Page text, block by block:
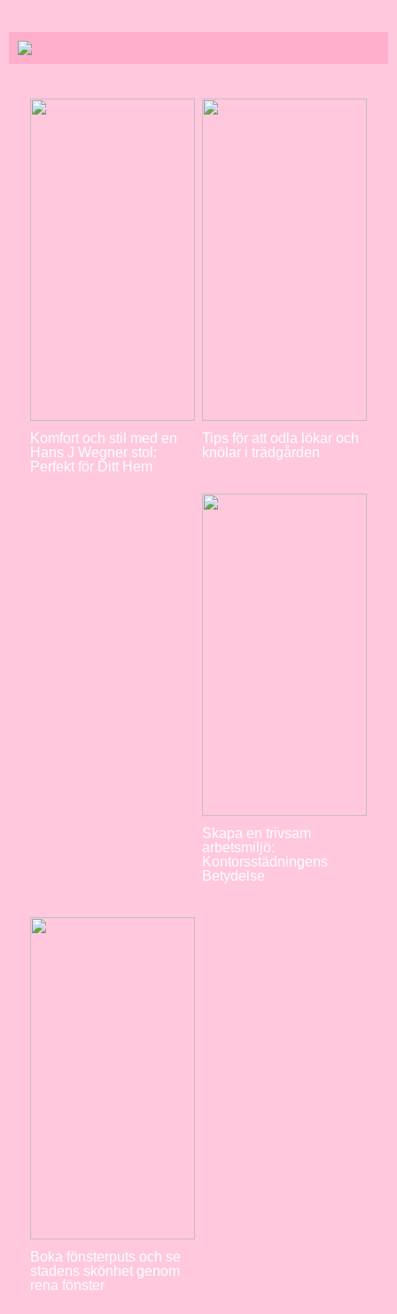
Komfort och stil med en
Hans J Wegner stol:
Perfekt för Ditt Hem
Tips för att odla lökar och
knölar i trädgården
Skapa en trivsam
arbetsmiljö:
Kontorsstädningens
Betydelse
Boka fönsterputs och se
stadens skönhet genom
rena fönster